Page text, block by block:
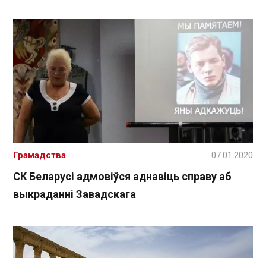
СК Беларусі адмовіўся аднавіць справу аб
выкраданні Завадскага
Грамадства 07.01.2020